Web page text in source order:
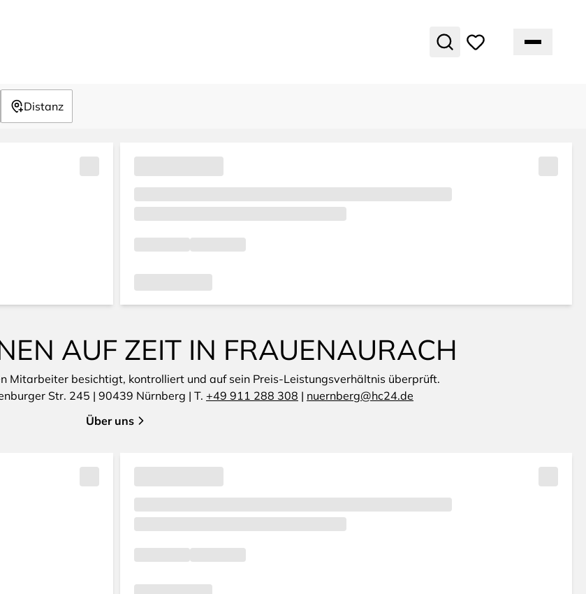
Distanz
AUF ZEIT IN FRAUENAURACH
Mitarbeiter besichtigt, kontrolliert und auf sein Preis-Leistungsverhältnis überprüft.
Str. 245 | 90439 Nürnberg | T. +49 911 288 308 | nuernberg@hc24.de
Über uns